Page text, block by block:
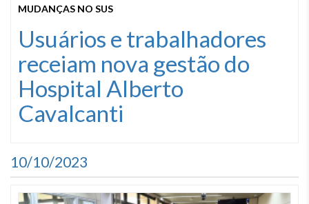
MUDANÇAS NO SUS
Usuários e trabalhadores
receiam nova gestão do
Hospital Alberto
Cavalcanti
10/10/2023